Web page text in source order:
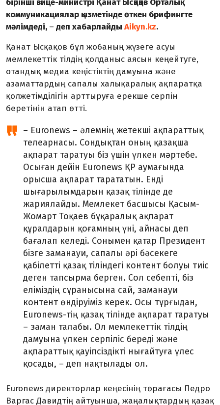
бірінші вице-министрі Қанат Ысқақов Орталық
коммуникациялар қызметінде өткен брифингте
мәлімдеді, – деп хабарлайды Aikyn.kz.
Қанат Ысқақов бұл жобаның жүзеге асуы
мемлекеттік тілдің қолданыс аясын кеңейтуге,
отандық медиа кеңістіктің дамуына және
азаматтардың сапалы халықаралық ақпаратқа
қолжетімділігін арттыруға ерекше серпін
беретінін атап өтті.
– Euronews – әлемнің жетекші ақпараттық
телеарнасы. Сондықтан оның қазақша
ақпарат таратуы біз үшін үлкен мәртебе.
Осыған дейін Euronews ҚР аумағында
орысша ақпарат тарататын. Енді
шығарылымдарын қазақ тілінде де
жариялайды. Мемлекет басшысы Қасым-
Жомарт Тоқаев бұқаралық ақпарат
құралдарын қоғамның үні, айнасы деп
бағалап келеді. Сонымен қатар Президент
бізге заманауи, сапалы әрі бәсекеге
қабілетті қазақ тіліндегі контент болуы тиіс
деген тапсырма берген. Сол себепті, біз
еліміздің сұранысына сай, заманауи
контент өндіруіміз керек. Осы тұрғыдан,
Euronews-тің қазақ тілінде ақпарат таратуы
– заман талабы. Ол мемлекеттік тілдің
дамуына үлкен серпіліс береді және
ақпараттық қауіпсіздікті нығайтуға үлес
қосады, – деп нақтылады ол.
Euronews директорлар кеңесінің төрағасы Педро
Варгас Давидтің айтуынша, жаңалықтардың қазақ